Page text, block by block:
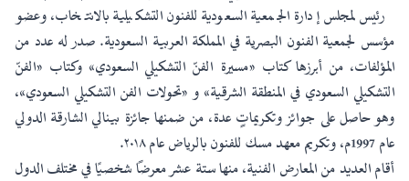
رئيس لمجلس إدارة الجمعية السعودية للفنون التشكيلية بالانتخاب، وعضو
مؤسس لجمعية الفنون البصرية في المملكة العربية السعودية. صدر له عدد من
المؤلفات، من أبرزها كتاب «مسيرة الفنّ التشكيلي السعودي» وكتاب «الفنّ
التشكيلي السعودي في المنطقة الشرقية» و «تحولات الفن التشكيلي السعودي»،
وهو حاصل على جوائز وتكريماتٍ عدة، من ضمنها جائزة بينالي الشارقة الدولي
عام 1997م، وتكريم معهد مسك للفنون بالرياض عام ٢٠١٨.
أقام العديد من المعارض الفنية، منها ستة عشر معرضًا شخصيًا في مختلف الدول